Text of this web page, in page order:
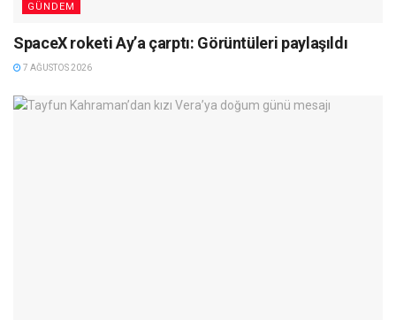
GÜNDEM
SpaceX roketi Ay’a çarptı: Görüntüleri paylaşıldı
7 AĞUSTOS 2026